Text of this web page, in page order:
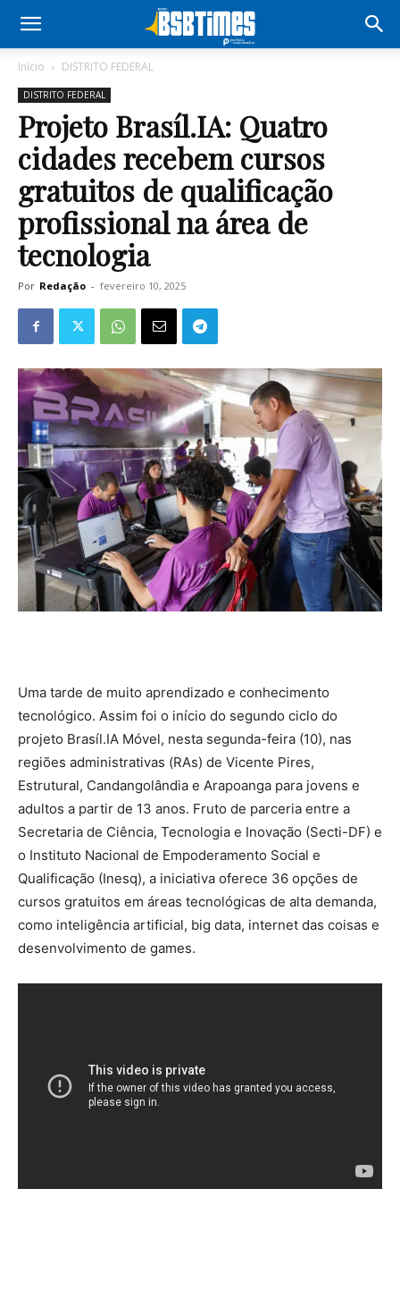
Início DISTRITO FEDERAL
DISTRITO FEDERAL
Projeto Brasíl.IA: Quatro
cidades recebem cursos
gratuitos de qualificação
profissional na área de
tecnologia
Por Redação - fevereiro 10, 2025
Uma tarde de muito aprendizado e conhecimento
tecnológico. Assim foi o início do segundo ciclo do
projeto Brasíl.IA Móvel, nesta segunda-feira (10), nas
regiões administrativas (RAs) de Vicente Pires,
Estrutural, Candangolândia e Arapoanga para jovens e
adultos a partir de 13 anos. Fruto de parceria entre a
Secretaria de Ciência, Tecnologia e Inovação (Secti-DF) e
o Instituto Nacional de Empoderamento Social e
Qualificação (Inesq), a iniciativa oferece 36 opções de
cursos gratuitos em áreas tecnológicas de alta demanda,
como inteligência artificial, big data, internet das coisas e
desenvolvimento de games.